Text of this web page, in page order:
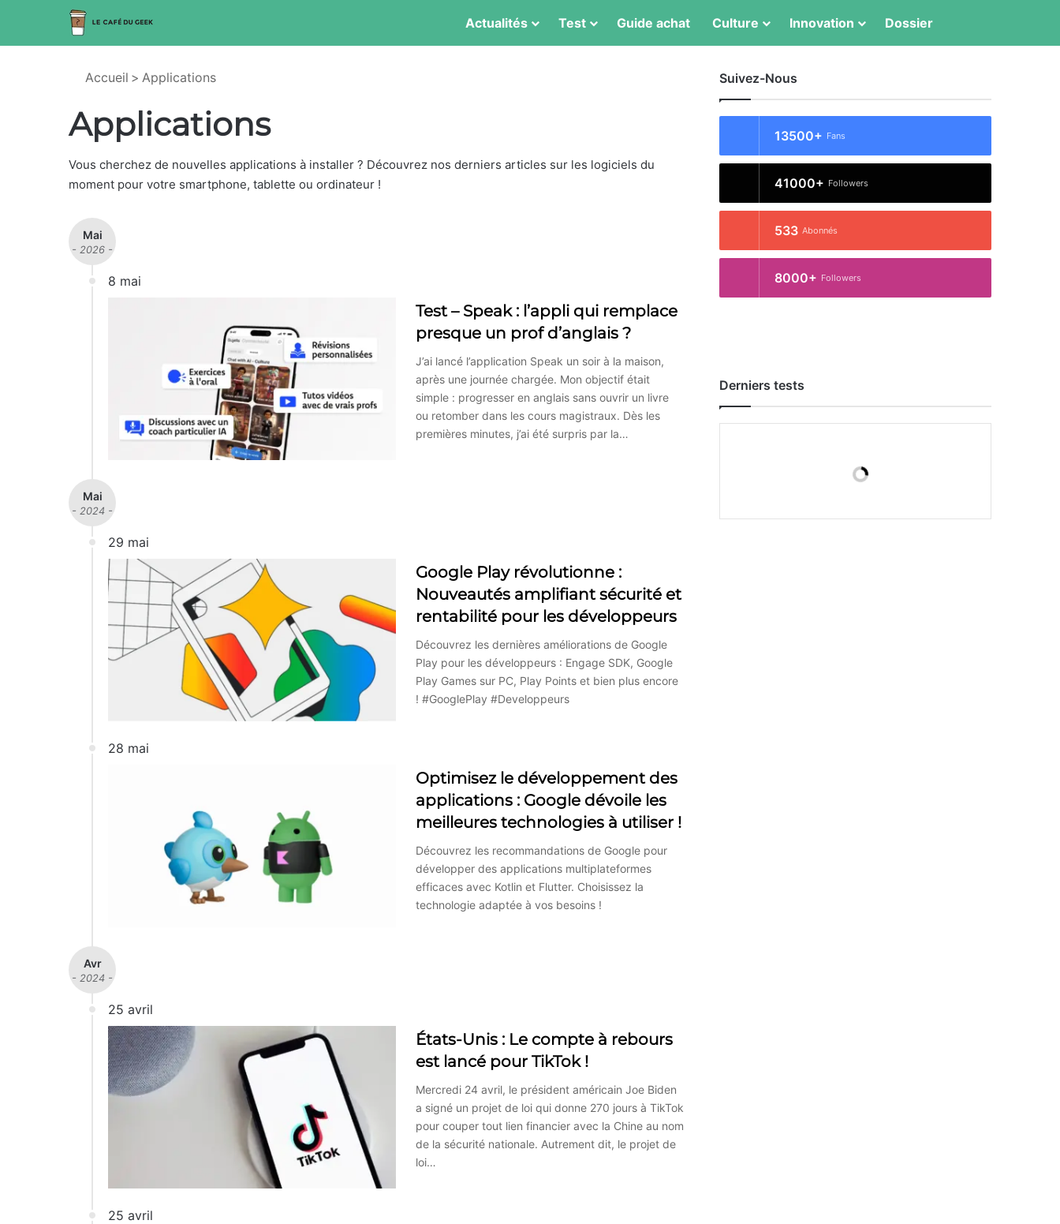
Actualités Test Guide achat Culture Innovation Dossier
Accueil > Applications
Applications
Vous cherchez de nouvelles applications à installer ? Découvrez nos derniers articles sur les logiciels du
moment pour votre smartphone, tablette ou ordinateur !
Mai
- 2026 -
8 mai
Test – Speak : l’appli qui remplace
presque un prof d’anglais ?
J’ai lancé l’application Speak un soir à la maison,
après une journée chargée. Mon objectif était
simple : progresser en anglais sans ouvrir un livre
ou retomber dans les cours magistraux. Dès les
premières minutes, j’ai été surpris par la…
Mai
- 2024 -
29 mai
Google Play révolutionne :
Nouveautés amplifiant sécurité et
rentabilité pour les développeurs
Découvrez les dernières améliorations de Google
Play pour les développeurs : Engage SDK, Google
Play Games sur PC, Play Points et bien plus encore
! #GooglePlay #Developpeurs
28 mai
Optimisez le développement des
applications : Google dévoile les
meilleures technologies à utiliser !
Découvrez les recommandations de Google pour
développer des applications multiplateformes
efficaces avec Kotlin et Flutter. Choisissez la
technologie adaptée à vos besoins !
Avr
- 2024 -
25 avril
États-Unis : Le compte à rebours
est lancé pour TikTok !
Mercredi 24 avril, le président américain Joe Biden
a signé un projet de loi qui donne 270 jours à TikTok
pour couper tout lien financier avec la Chine au nom
de la sécurité nationale. Autrement dit, le projet de
loi…
25 avril
Suivez-Nous
13500+ Fans
41000+ Followers
533 Abonnés
8000+ Followers
Derniers tests